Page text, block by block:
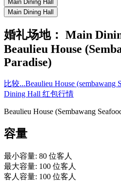
Main Dining Hall
Main Dining Hall
婚礼场地： Main
Beaulieu House
Paradise)
比较...Beaulieu House (sembawang
Dining Hall 红包行情
Beaulieu House (Sembawang
容量
最小容量: 80 位客人
最大容量: 100 位客人
客人容量: 100 位客人